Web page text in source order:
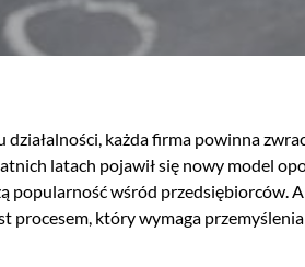
każda firma powinna
latach pojawił się nowy model
popularność wśród przedsiębiorców.
procesem, który wymaga